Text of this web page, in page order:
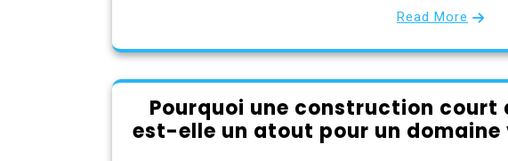
Read More
Pourquoi une construction court
est-elle un atout pour un